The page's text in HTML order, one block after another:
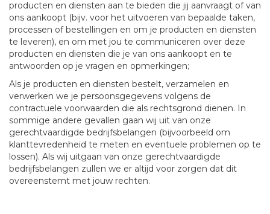
producten en diensten aan te bieden die jij aanvraagt of van
ons aankoopt (bijv. voor het uitvoeren van bepaalde taken,
processen of bestellingen en om je producten en diensten
te leveren), en om met jou te communiceren over deze
producten en diensten die je van ons aankoopt en te
antwoorden op je vragen en opmerkingen;
Als je producten en diensten bestelt, verzamelen en
verwerken we je persoonsgegevens volgens de
contractuele voorwaarden die als rechtsgrond dienen. In
sommige andere gevallen gaan wij uit van onze
gerechtvaardigde bedrijfsbelangen (bijvoorbeeld om
klanttevredenheid te meten en eventuele problemen op te
lossen). Als wij uitgaan van onze gerechtvaardigde
bedrijfsbelangen zullen we er altijd voor zorgen dat dit
overeenstemt met jouw rechten.